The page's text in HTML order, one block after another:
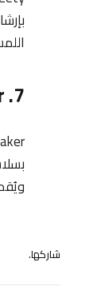
7. CV Maker لتصميم سيرة ذاتية معقدة دون صعوبات
شاركها.